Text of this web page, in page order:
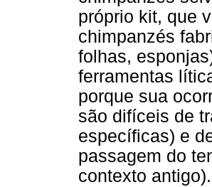
próprio kit, que
chimpanzés
folhas,
ferramentas
porque sua
são difíceis de
específicas) e
passagem do
contexto antigo).